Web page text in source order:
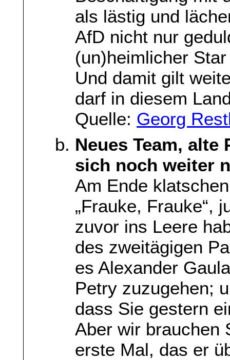
als lästig und
AfD nicht nur
(un)heimlicher
Und damit gilt
darf in diesem
Quelle: Georg
Neues Team,
sich noch weiter
Am Ende
„Frauke, Frauke“,
zuvor ins Leere
des zweitägigen
es Alexander
Petry zuzugehen;
dass Sie gestern
Aber wir brauchen
erste Mal, das er